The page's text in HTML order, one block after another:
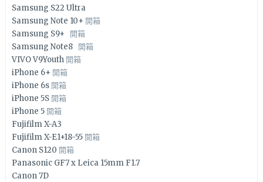
Samsung S22 Ultra
Samsung Note 10+ 開箱
Samsung S9+ 開箱
Samsung Note8 開箱
VIVO V9Youth 開箱
iPhone 6+ 開箱
iPhone 6s 開箱
iPhone 5S 開箱
iPhone 5 開箱
Fujifilm X-A3
Fujifilm X-E1+18-55 開箱
Canon S120 開箱
Panasonic GF7 x Leica 15mm F1.7
Canon 7D